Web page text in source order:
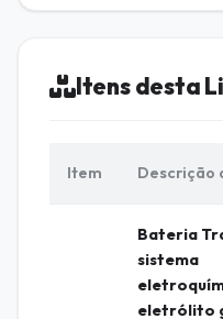
Itens desta
Item Descrição
Bateria
sistema
eletrólito